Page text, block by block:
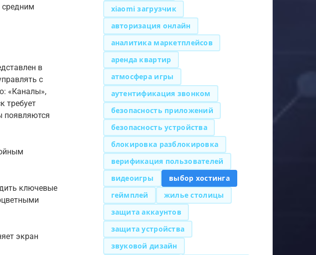
средним
в
c
«Каналы»,
требует
появляются
ключевые
экран
xiaomi загрузчик
авторизация онлайн
аналитика маркетплейсов
аренда квартир
атмосфера игры
аутентификация звонком
безопасность приложений
безопасность устройства
блокировка разблокировка
верификация пользователей
видеоигры
выбор хостинга
геймплей
жилье столицы
защита аккаунтов
защита устройства
звуковой дизайн